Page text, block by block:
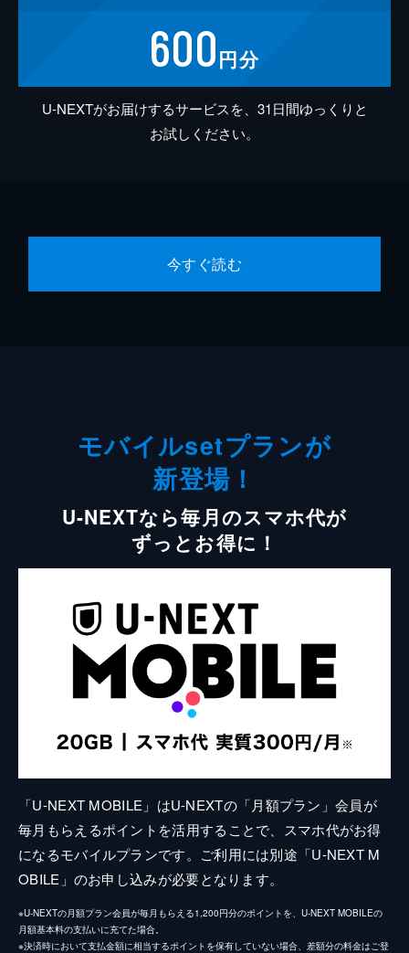
600円分
U-NEXTがお届けするサービスを、31日間ゆっくりと
お試しください。
今すぐ読む
モバイルsetプランが
新登場！
U-NEXTなら毎月のスマホ代が
ずっとお得に！
「U-NEXT MOBILE」はU-NEXTの「月額プラン」会員が
毎月もらえるポイントを活用することで、スマホ代がお得
になるモバイルプランです。ご利用には別途「U-NEXT M
OBILE」のお申し込みが必要となります。
※U-NEXTの月額プラン会員が毎月もらえる1,200円分のポイントを、U-NEXT MOBILEの
月額基本料の支払いに充てた場合。
※決済時において支払金額に相当するポイントを保有していない場合、差額分の料金はご登